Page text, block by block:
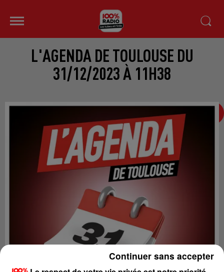
L'AGENDA DE TOULOUSE DU
31/12/2023 À 11H38
Continuer sans accepter